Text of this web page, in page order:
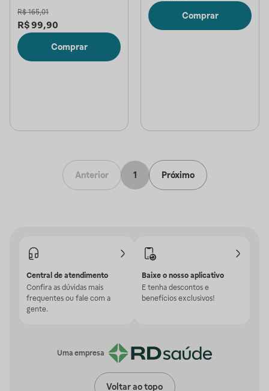
R$ 165,01
R$99,90
Comprar
Comprar
Anterior 1 Próximo
Central de atendimento
Confira as dúvidas mais
frequentes ou fale com a
gente.
Baixe o nosso aplicativo
E tenha descontos e
benefícios exclusivos!
Uma empresa
Voltar ao topo